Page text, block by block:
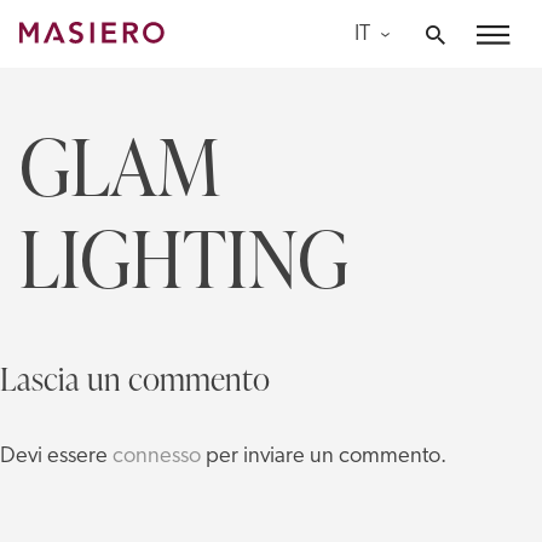
Skip
IT
GLAM
LIGHTING
Lascia un commento
Devi essere connesso per inviare un commento.